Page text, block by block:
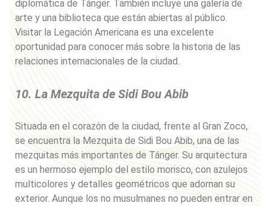
diplomática de Tánger. También incluye una galería de
arte y una biblioteca que están abiertas al público.
Visitar la Legación Americana es una excelente
oportunidad para conocer más sobre la historia de las
relaciones internacionales de la ciudad.
10. La Mezquita de Sidi Bou Abib
Situada en el corazón de la ciudad, frente al Gran Zoco,
se encuentra la Mezquita de Sidi Bou Abib, una de las
mezquitas más importantes de Tánger. Su arquitectura
es un hermoso ejemplo del estilo morisco, con azulejos
multicolores y detalles geométricos que adornan su
exterior. Aunque los no musulmanes no pueden entrar en